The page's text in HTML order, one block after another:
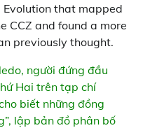
that mapped
CCZ and found a more
previously thought.
người đứng đầu
Hai trên tạp chí
biết những đồng
lập bản đồ phân bố